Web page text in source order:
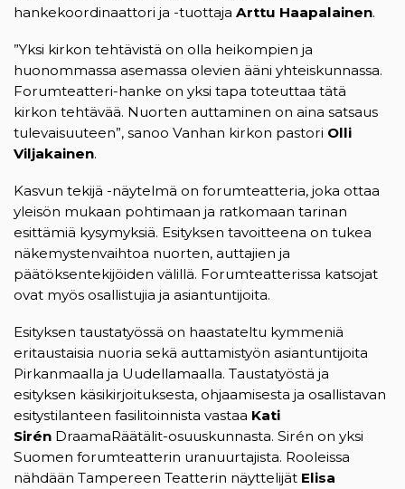
hankekoordinaattori ja -tuottaja Arttu Haapalainen.
”Yksi kirkon tehtävistä on olla heikompien ja
huonommassa asemassa olevien ääni yhteiskunnassa.
Forumteatteri-hanke on yksi tapa toteuttaa tätä
kirkon tehtävää. Nuorten auttaminen on aina satsaus
tulevaisuuteen”, sanoo Vanhan kirkon pastori Olli
Viljakainen.
Kasvun tekijä -näytelmä on forumteatteria, joka ottaa
yleisön mukaan pohtimaan ja ratkomaan tarinan
esittämiä kysymyksiä. Esityksen tavoitteena on tukea
näkemystenvaihtoa nuorten, auttajien ja
päätöksentekijöiden välillä. Forumteatterissa katsojat
ovat myös osallistujia ja asiantuntijoita.
Esityksen taustatyössä on haastateltu kymmeniä
eritaustaisia nuoria sekä auttamistyön asiantuntijoita
Pirkanmaalla ja Uudellamaalla. Taustatyöstä ja
esityksen käsikirjoituksesta, ohjaamisesta ja osallistavan
esitystilanteen fasilitoinnista vastaa Kati
Sirén DraamaRäätälit-osuuskunnasta. Sirén on yksi
Suomen forumteatterin uranuurtajista. Rooleissa
nähdään Tampereen Teatterin näyttelijät Elisa